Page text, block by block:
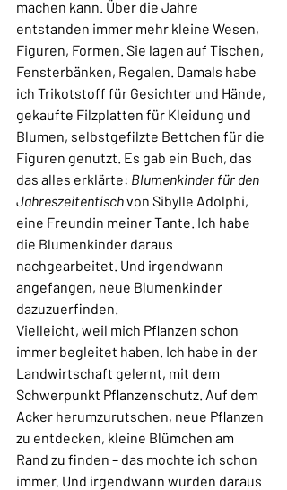
machen kann. Über die Jahre
entstanden immer mehr kleine Wesen,
Figuren, Formen. Sie lagen auf Tischen,
Fensterbänken, Regalen. Damals habe
ich Trikotstoff für Gesichter und Hände,
gekaufte Filzplatten für Kleidung und
Blumen, selbstgefilzte Bettchen für die
Figuren genutzt. Es gab ein Buch, das
das alles erklärte: Blumenkinder für den
Jahreszeitentisch von Sibylle Adolphi,
eine Freundin meiner Tante. Ich habe
die Blumenkinder daraus
nachgearbeitet. Und irgendwann
angefangen, neue Blumenkinder
dazuzuerfinden.
Vielleicht, weil mich Pflanzen schon
immer begleitet haben. Ich habe in der
Landwirtschaft gelernt, mit dem
Schwerpunkt Pflanzenschutz. Auf dem
Acker herumzurutschen, neue Pflanzen
zu entdecken, kleine Blümchen am
Rand zu finden – das mochte ich schon
immer. Und irgendwann wurden daraus